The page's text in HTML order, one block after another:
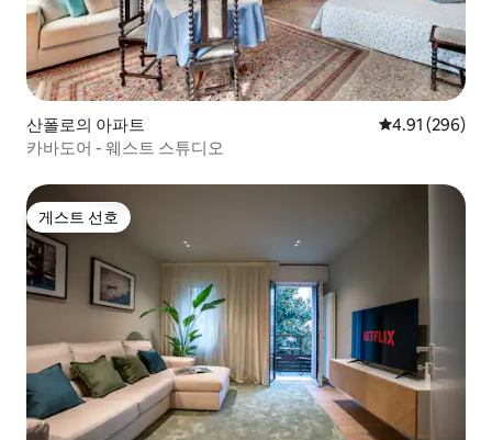
산폴로의 아파트 평점 4.91점(5
4.91 (296)
카바도어 - 웨스트 스튜디오
게스트 선호
게스트 선호